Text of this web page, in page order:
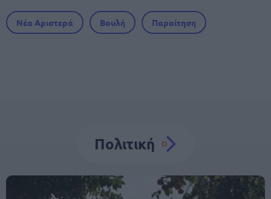
Νέα Αριστερά Βουλή Παραίτηση
Πολιτική